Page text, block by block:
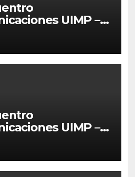
UIMP –
09/2013
UIMP –
09/2013